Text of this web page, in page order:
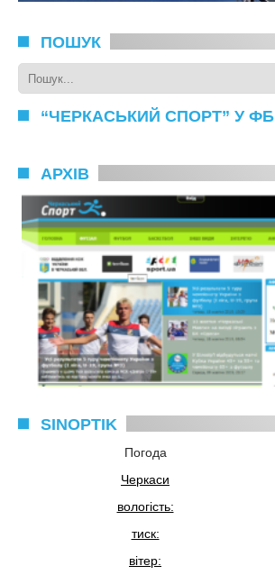
ПОШУК
“ЧЕРКАСЬКИЙ СПОРТ” У ФБ
АРХІВ
SINOPTIK
Погода
Черкаси
вологість:
тиск:
вітер: